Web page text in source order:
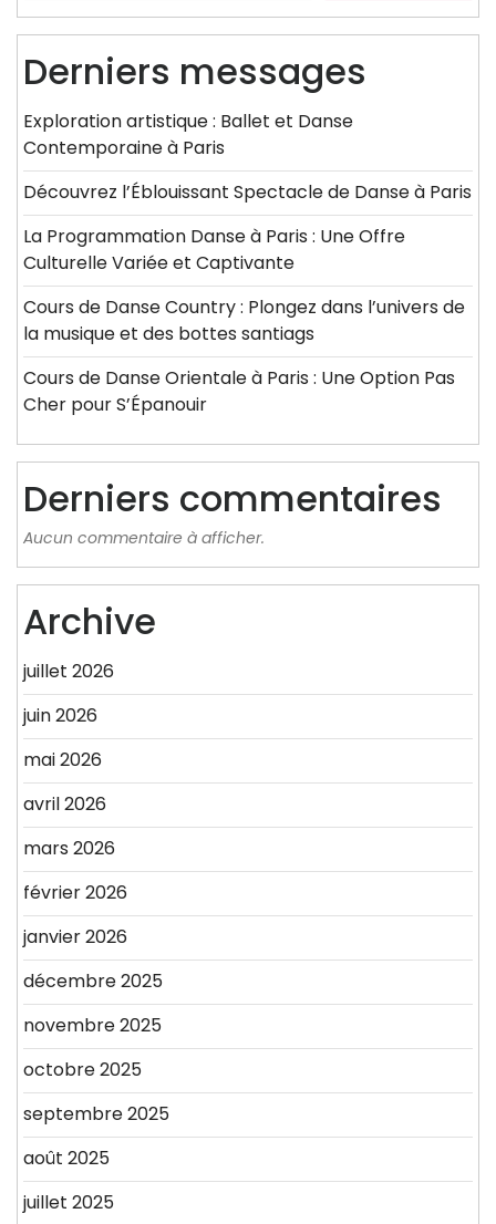
Derniers messages
Exploration artistique : Ballet et Danse
Contemporaine à Paris
Découvrez l’Éblouissant Spectacle de Danse à Paris
La Programmation Danse à Paris : Une Offre
Culturelle Variée et Captivante
Cours de Danse Country : Plongez dans l’univers de
la musique et des bottes santiags
Cours de Danse Orientale à Paris : Une Option Pas
Cher pour S’Épanouir
Derniers commentaires
Aucun commentaire à afficher.
Archive
juillet 2026
juin 2026
mai 2026
avril 2026
mars 2026
février 2026
janvier 2026
décembre 2025
novembre 2025
octobre 2025
septembre 2025
août 2025
juillet 2025